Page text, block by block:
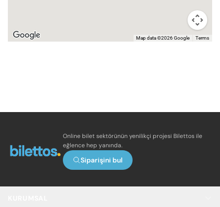
Map data ©2026 Google Terms
Online bilet sektörünün yenilikçi projesi Bilettos ile
eğlence hep yanında.
Siparişini bul